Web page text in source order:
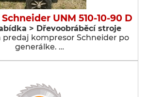
UNM 510-10-90 D
> Dřevoobráběcí stroje
predaj kompresor Schneider po
generálke. …